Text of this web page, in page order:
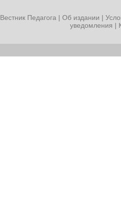
Вестник Педагога | Об издании |
уведомления |